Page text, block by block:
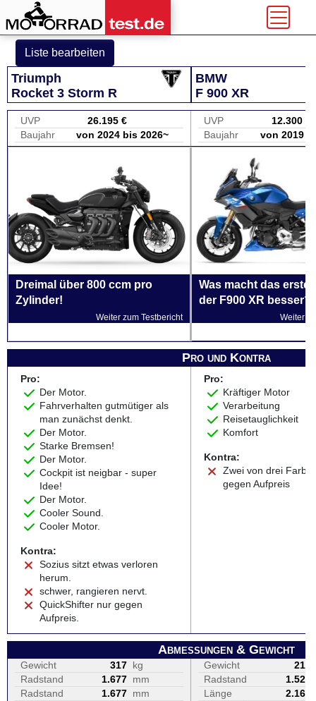
Liste bearbeiten
Triumph
Rocket 3 Storm R
BMW
F 900 XR
UVP
26.195 €
Baujahr
von 2024 bis 2026~
UVP
12.300 €
Baujahr
von 2019
Dreimal über 800 ccm pro
Zylinder!
Weiter zum Testbericht
Was macht das erste
der F900 XR besser?
Weiter
Pro und Kontra
Pro:
Der Motor.
Fahrverhalten gutmütiger als
man zunächst denkt.
Der Motor.
Starke Bremsen!
Der Motor.
Cockpit ist neigbar - super
Idee!
Der Motor.
Cooler Sound.
Cooler Motor.
Kontra:
Sozius sitzt etwas verloren
herum.
schwer, rangieren nervt.
QuickShifter nur gegen
Aufpreis.
Pro:
Kräftiger Motor
Verarbeitung
Reisetauglichkeit
Komfort
Kontra:
Zwei von drei
gegen Aufpreis
Abmessungen & Gewicht
Gewicht 317 kg
Radstand
1.677 mm
Radstand
1.677 mm
Gewicht
216
Radstand
1.521
Länge
2.160